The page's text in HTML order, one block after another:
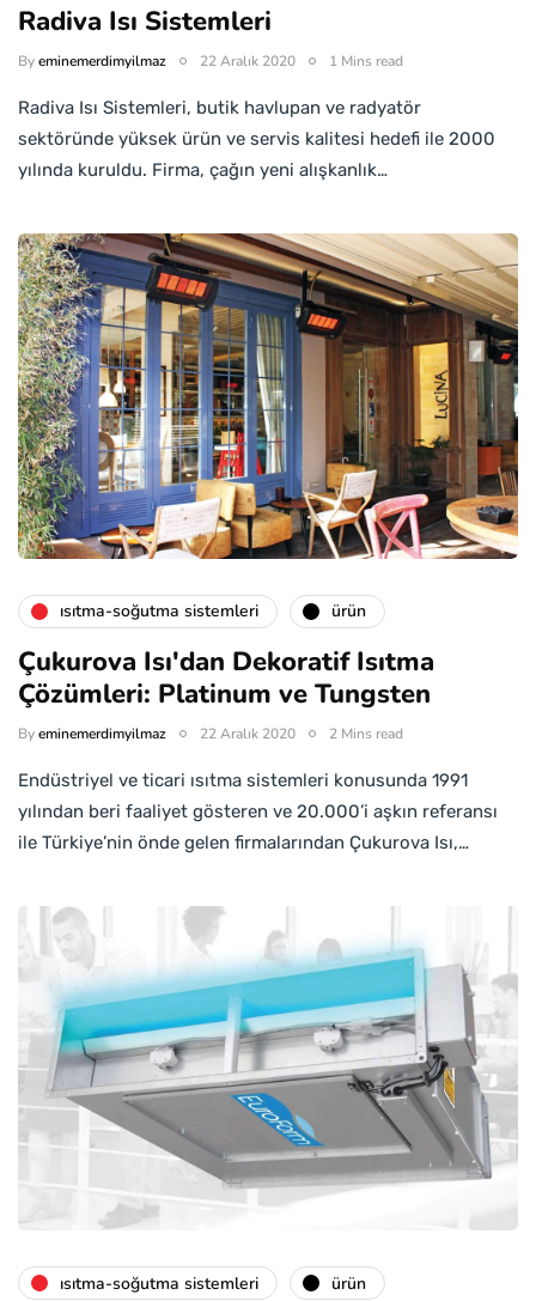
Radiva Isı Sistemleri
Byeminemerdimyilmaz 22 Aralık 2020 1 Mins read
Radiva Isı Sistemleri, butik havlupan ve radyatör
sektöründe yüksek ürün ve servis kalitesi hedefi ile 2000
yılında kuruldu. Firma, çağın yeni alışkanlık…
isıtma-soğutma sistemleri ürün
Çukurova Isı'dan Dekoratif Isıtma
Çözümleri: Platinum ve Tungsten
Byeminemerdimyilmaz 22 Aralık 2020 2 Mins read
Endüstriyel ve ticari ısıtma sistemleri konusunda 1991
yılından beri faaliyet gösteren ve 20.000’i aşkın referansı
ile Türkiye’nin önde gelen firmalarından Çukurova Isı,…
isıtma-soğutma sistemleri ürün